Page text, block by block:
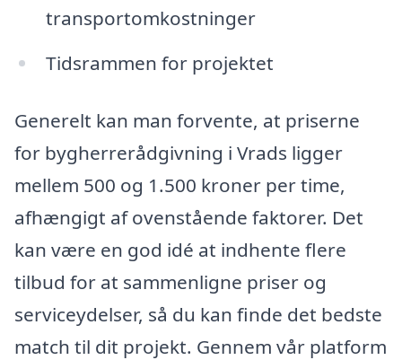
transportomkostninger
Tidsrammen for projektet
Generelt kan man forvente, at priserne
for bygherrerådgivning i Vrads ligger
mellem 500 og 1.500 kroner per time,
afhængigt af ovenstående faktorer. Det
kan være en god idé at indhente flere
tilbud for at sammenligne priser og
serviceydelser, så du kan finde det bedste
match til dit projekt. Gennem vår platform